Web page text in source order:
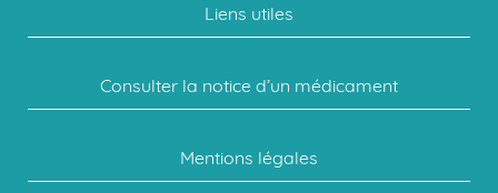
Liens utiles
Consulter la notice d’un médicament
Mentions légales